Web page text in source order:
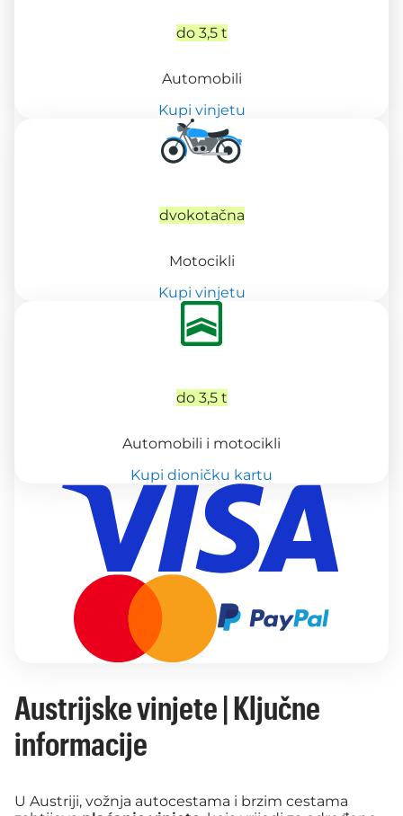
do 3,5 t
Automobili
Kupi vinjetu
dvokotačna
Motocikli
Kupi vinjetu
do 3,5 t
Automobili i motocikli
Kupi dioničku kartu
Austrijske vinjete | Ključne
informacije
U Austriji, vožnja autocestama i brzim cestama